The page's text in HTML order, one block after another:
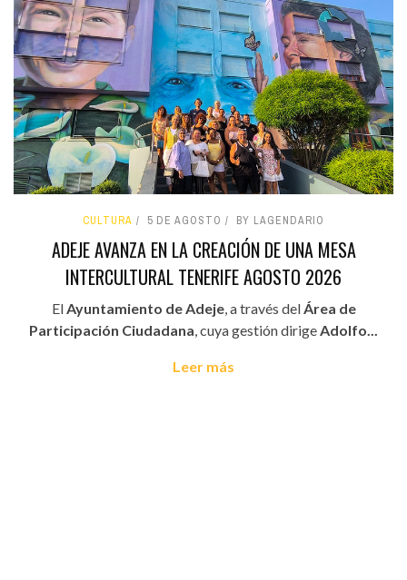
CULTURA 5 DE AGOSTO BY LAGENDARIO
ADEJE AVANZA EN LA CREACIÓN DE UNA MESA
INTERCULTURAL TENERIFE AGOSTO 2026
ElAyuntamiento de Adeje, a través delÁrea de
Participación Ciudadana, cuya gestión dirigeAdolfo...
Leer más